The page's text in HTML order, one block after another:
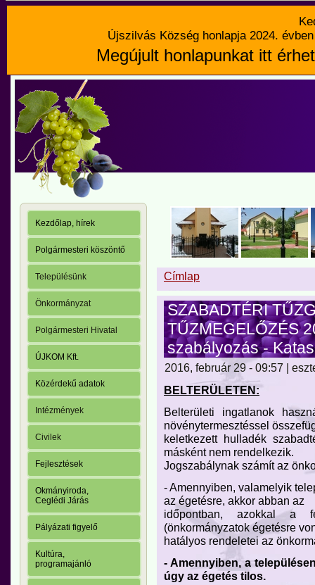
Újszilvás Község honlapja 2024.
Megújult honlapunkat itt
Kezdőlap, hírek
Polgármesteri köszöntő
Településünk
Önkormányzat
Polgármesteri Hivatal
ÚJKOM Kft.
Közérdekű adatok
Intézmények
Civilek
Fejlesztések
Okmányiroda,
Ceglédi Járás
Pályázati figyelő
Kultúra,
programajánló
Címlap
SZABADTÉRI
TŰZMEGELŐZÉS
szabályozás -
2016, február 29 - 09:57 |
BELTERÜLETEN:
Belterületi ingatlanok
növénytermesztéssel
keletkezett hulladék
másként nem rendelkezik.
Jogszabálynak számít az
- Amennyiben, valamelyik
az égetésre, akkor abban az
időpontban, azokkal a
(önkormányzatok égetésre
hatályos rendeletei az
- Amennyiben, a
úgy az égetés tilos.